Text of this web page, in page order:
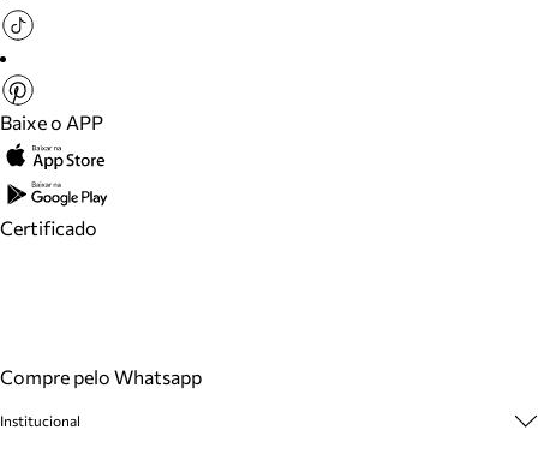
Baixe o APP
Certificado
Compre pelo Whatsapp
Institucional